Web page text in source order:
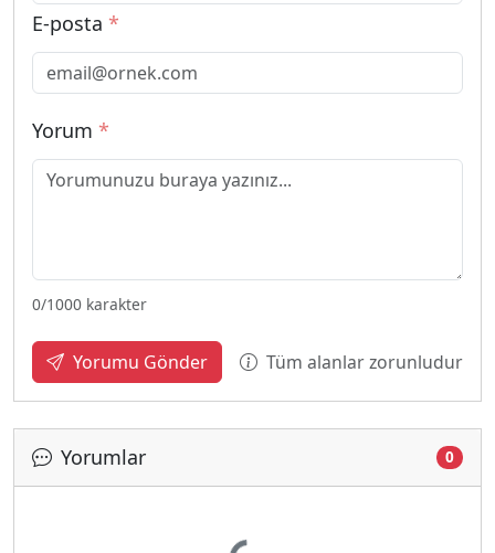
E-posta *
Yorum *
0/1000 karakter
Yorumu Gönder Tüm alanlar zorunludur
Yorumlar 0